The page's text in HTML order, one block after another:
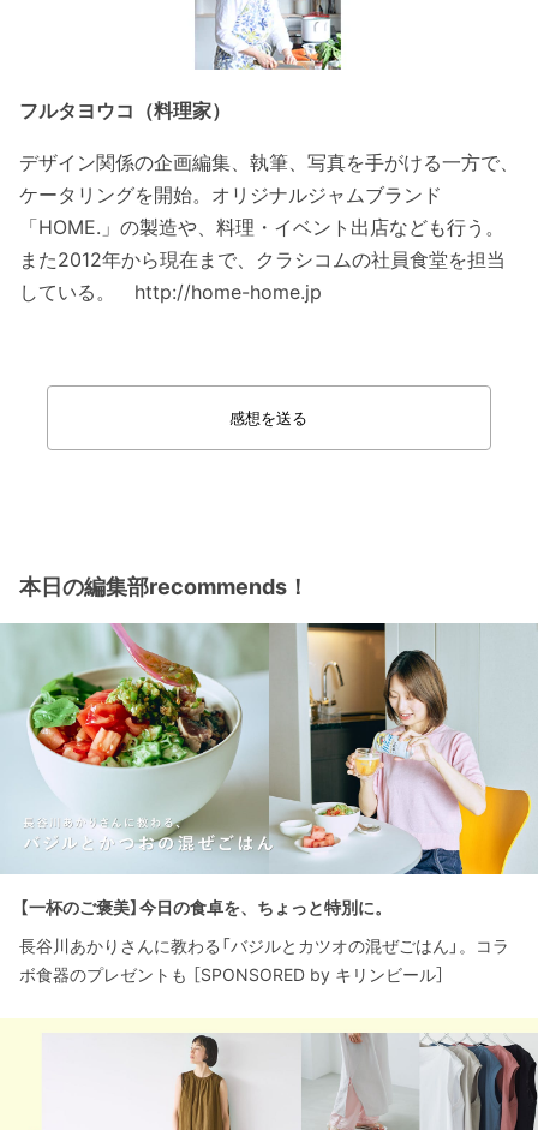
フルタヨウコ（料理家）
デザイン関係の企画編集、執筆、写真を手がける一方で、
ケータリングを開始。オリジナルジャムブランド
「HOME.」の製造や、料理・イベント出店なども行う。
また2012年から現在まで、クラシコムの社員食堂を担当
している。 http://home-home.jp
感想を送る
本日の編集部recommends！
【一杯のご褒美】今日の食卓を、ちょっと特別に。
長谷川あかりさんに教わる「バジルとカツオの混ぜごはん」。コラ
ボ食器のプレゼントも ［SPONSORED by キリンビール］